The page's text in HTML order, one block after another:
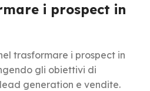
i prospect in
trasformare i prospect in
gli obiettivi di
generation e vendite.